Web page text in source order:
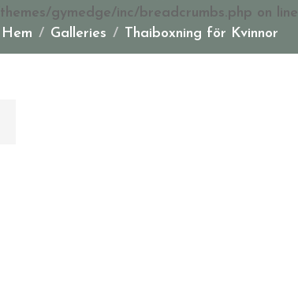
gymedge/inc/breadcrumbs.php on line
Hem
Galleries Thaiboxning för Kvinnor